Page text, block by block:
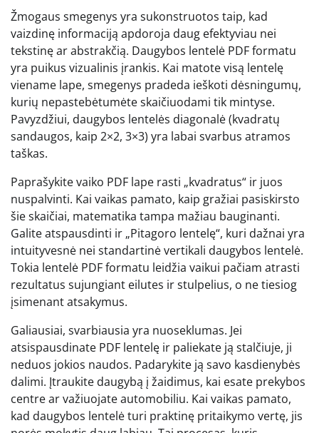
Žmogaus smegenys yra sukonstruotos taip, kad
vaizdinę informaciją apdoroja daug efektyviau nei
tekstinę ar abstrakčią. Daugybos lentelė PDF formatu
yra puikus vizualinis įrankis. Kai matote visą lentelę
viename lape, smegenys pradeda ieškoti dėsningumų,
kurių nepastebėtumėte skaičiuodami tik mintyse.
Pavyzdžiui, daugybos lentelės diagonalė (kvadratų
sandaugos, kaip 2×2, 3×3) yra labai svarbus atramos
taškas.
Paprašykite vaiko PDF lape rasti „kvadratus“ ir juos
nuspalvinti. Kai vaikas pamato, kaip gražiai pasiskirsto
šie skaičiai, matematika tampa mažiau bauginanti.
Galite atspausdinti ir „Pitagoro lentelę“, kuri dažnai yra
intuityvesnė nei standartinė vertikali daugybos lentelė.
Tokia lentelė PDF formatu leidžia vaikui pačiam atrasti
rezultatus sujungiant eilutes ir stulpelius, o ne tiesiog
įsimenant atsakymus.
Galiausiai, svarbiausia yra nuoseklumas. Jei
atsispausdinate PDF lentelę ir paliekate ją stalčiuje, ji
neduos jokios naudos. Padarykite ją savo kasdienybės
dalimi. Įtraukite daugybą į žaidimus, kai esate prekybos
centre ar važiuojate automobiliu. Kai vaikas pamato,
kad daugybos lentelė turi praktinę pritaikymo vertę, jis